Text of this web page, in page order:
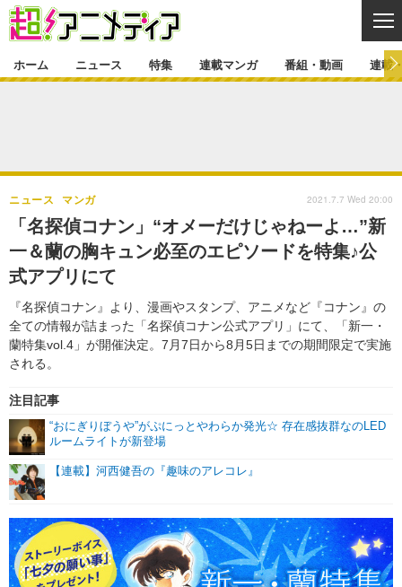
ゲーム・アプリ マンガ
グッズ イベント
声優
舞台 新帝スタ
特集一覧 カバー
ラキりす
連載マンガ
連載マンガ一覧
番組・動画
番組・動画一覧 ラジオ
動画
連載・ブログ
連載・ブログ一覧
編集部ブログ・お知らせ
ホーム ニュース 特集 連載マンガ 番組・動画 連載
「名探偵コナン」“オメーだけじゃねーよ…”新
一＆蘭の胸キュン必至のエピソードを特集♪公
式アプリにて
『名探偵コナン』より、漫画やスタンプ、アニメなど『コナン』の
全ての情報が詰まった「名探偵コナン公式アプリ」にて、「新一・
蘭特集vol.4」が開催決定。7月7日から8月5日までの期間限定で実施
される。
ニュース マンガ
注目記事
“おにぎりぼうや”がぷにっとやわらか発光☆ 存在感抜群なのLED
ルームライトが新登場
【連載】河西健吾の『趣味のアレコレ』
2021.7.7 Wed 20:00